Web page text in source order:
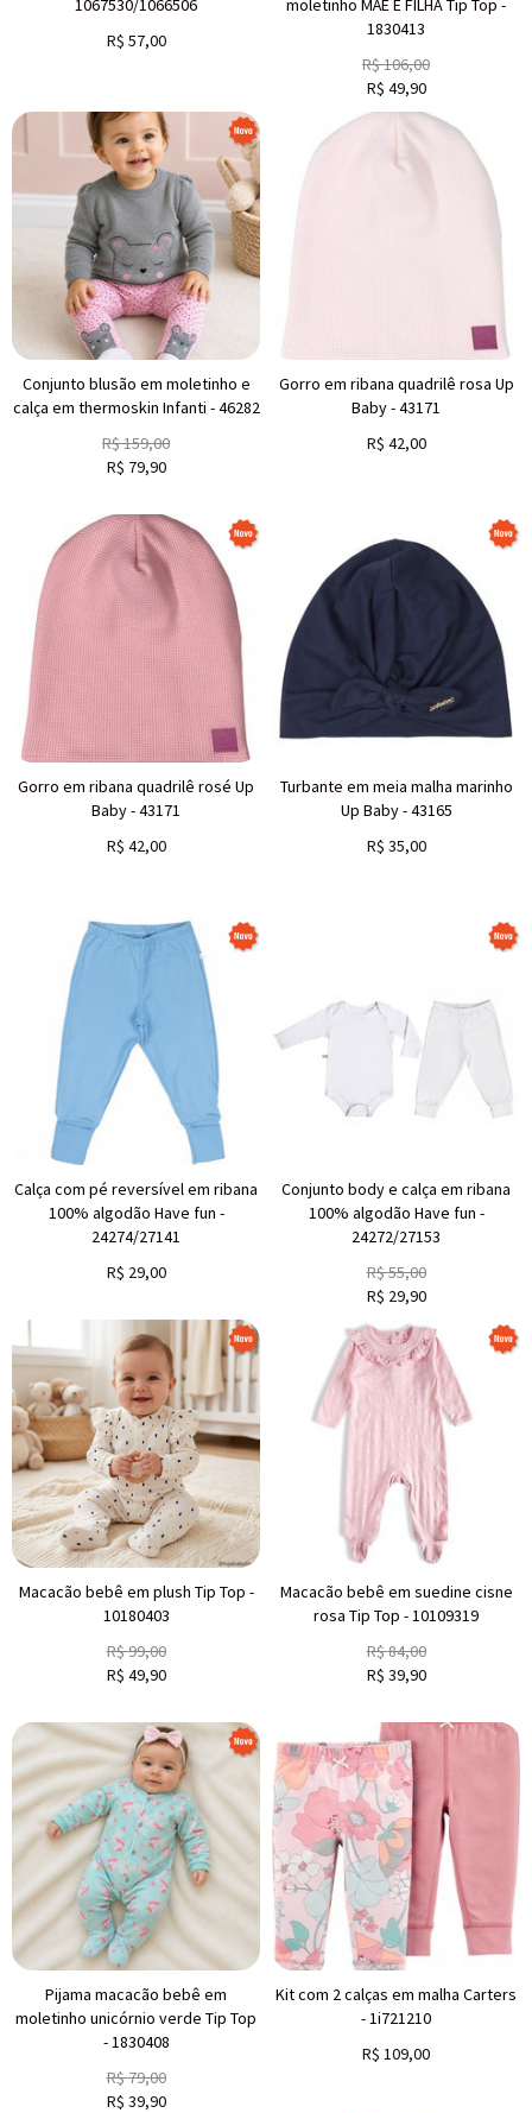
1067530/1066506
R$ 57,00
moletinho MÃE E FILHA Tip Top -
1830413
R$106,00
R$ 49,90
Conjunto blusão em moletinho e
calça em thermoskin Infanti - 46282
R$159,00
R$ 79,90
Gorro em ribana quadrilê rosa Up
Baby - 43171
R$ 42,00
Gorro em ribana quadrilê rosé Up
Baby - 43171
R$ 42,00
Turbante em meia malha marinho
Up Baby - 43165
R$ 35,00
Calça com pé reversível em ribana
100% algodão Have fun -
24274/27141
R$ 29,00
Conjunto body e calça em ribana
100% algodão Have fun -
24272/27153
R$55,00
R$ 29,90
Macacão bebê em plush Tip Top -
10180403
R$99,00
R$ 49,90
Macacão bebê em suedine cisne
rosa Tip Top - 10109319
R$84,00
R$ 39,90
Pijama macacão bebê em
moletinho unicórnio verde Tip Top
- 1830408
R$79,00
R$ 39,90
Kit com 2 calças em malha Carters
- 1i721210
R$ 109,00